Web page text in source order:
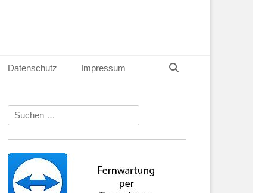
Datenschutz Impressum
Suchen
nach: